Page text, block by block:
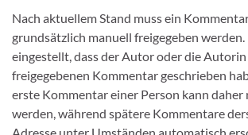
Nach aktuellem Stand muss ein
grundsätzlich manuell freigegeben werden.
eingestellt, dass der Autor oder die
freigegebenen Kommentar geschrieben
erste Kommentar einer Person kann
werden, während spätere Kommentare